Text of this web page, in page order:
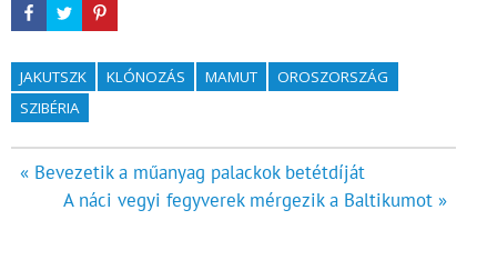
JAKUTSZK KLÓNOZÁS MAMUT
OROSZORSZÁG
SZIBÉRIA
Bejegyzés
navigáció
« Bevezetik a műanyag palackok betétdíját
A náci vegyi fegyverek mérgezik a Baltikumot »